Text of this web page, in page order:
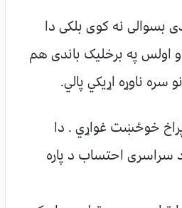
بسوالی نه کوی بلکی دا
اولس په برخلیک باندی هم
ناوړه اړیکي پالي.
خوځښت غواړي . دا
احتساب د پاره